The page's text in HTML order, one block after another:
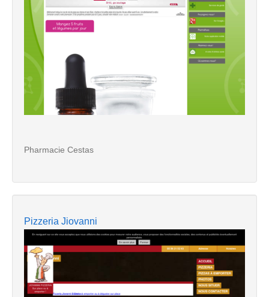
Pharmacie Cestas
Pizzeria Jiovanni